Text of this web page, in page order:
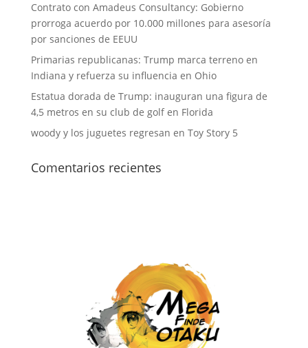
Contrato con Amadeus Consultancy: Gobierno
prorroga acuerdo por 10.000 millones para asesoría
por sanciones de EEUU
Primarias republicanas: Trump marca terreno en
Indiana y refuerza su influencia en Ohio
Estatua dorada de Trump: inauguran una figura de
4,5 metros en su club de golf en Florida
woody y los juguetes regresan en Toy Story 5
Comentarios recientes